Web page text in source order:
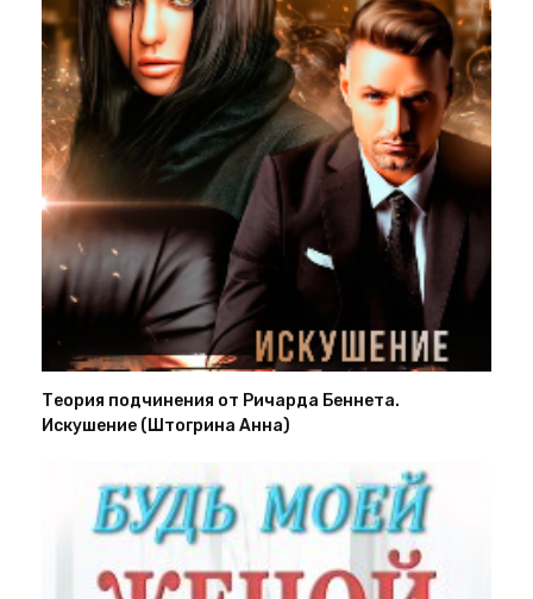
Теория подчинения от Ричарда Беннета.
Искушение (Штогрина Анна)